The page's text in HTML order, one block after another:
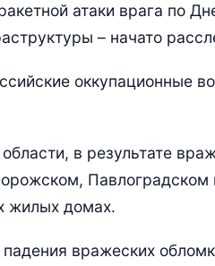
атаки врага по
– начато
оккупационные
в результате
жилых домах.
падения вражеских